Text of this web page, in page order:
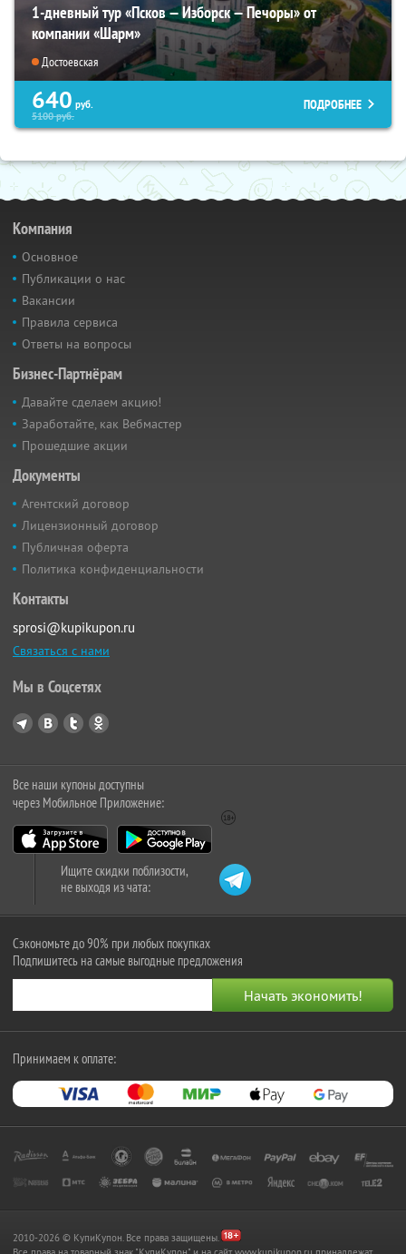
1-дневный тур «Псков — Изборск — Печоры» от
компании «Шарм»
Достоевская
640 руб.
5100руб.
ПОДРОБНЕЕ
Компания
Основное
Публикации о нас
Вакансии
Правила сервиса
Ответы на вопросы
Бизнес-Партнёрам
Давайте сделаем акцию!
Заработайте, как Вебмастер
Прошедшие акции
Документы
Агентский договор
Лицензионный договор
Публичная оферта
Политика конфиденциальности
Контакты
sprosi@kupikupon.ru
Связаться с нами
Мы в Соцсетях
Все наши купоны доступны
через Мобильное Приложение:
Ищите скидки поблизости,
не выходя из чата:
Сэкономьте до 90% при любых покупках
Подпишитесь на самые выгодные предложения
Принимаем к оплате:
2010-2026 © КупиКупон. Все права защищены.